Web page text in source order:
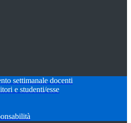
settimanale docenti
e studenti/esse